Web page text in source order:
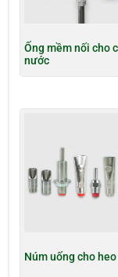
Ống mềm nối cho
nước
Núm uống cho heo